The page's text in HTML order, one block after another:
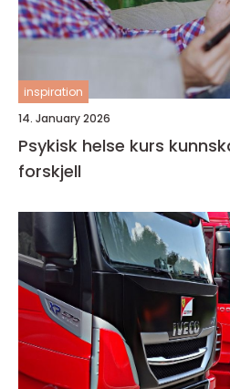
inspiration
14. January 2026
Psykisk helse kurs kunnskap som gjør en
forskjell